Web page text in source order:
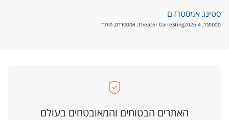
סטינג אמסטרדם
ספטמבר, 4 2026 StingTheater Carre, אמסטרדם, הולנד
האתרים הבטוחים והמאובטחים בעולם